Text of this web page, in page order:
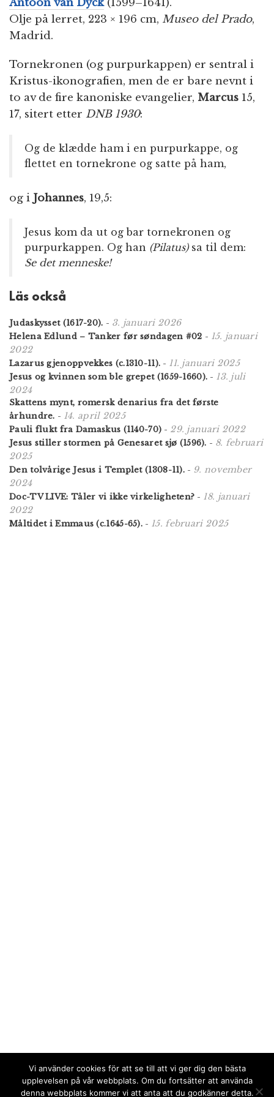
Antoon van Dyck(1599–1641).
Olje på lerret, 223 × 196 cm, Museo del Prado,
Madrid.
Tornekronen (og purpurkappen) er sentral i
Kristus-ikonografien, men de er bare nevnt i
to av de fire kanoniske evangelier, Marcus 15,
17, sitert etter DNB 1930:
Og de klædde ham i en purpurkappe, og
flettet en tornekrone og satte på ham,
og i Johannes, 19,5:
Jesus kom da ut og bar tornekronen og
purpurkappen. Og han (Pilatus)sa til dem:
Se det menneske!
Läs också
Judaskysset (1617-20). - 3. januari 2026
Helena Edlund – Tanker før søndagen #02 - 15. januari
2022
Lazarus gjenoppvekkes (c.1310-11). - 11. januari 2025
Jesus og kvinnen som ble grepet (1659-1660). - 13. juli
2024
Skattens mynt, romersk denarius fra det første
århundre. - 14. april 2025
Pauli flukt fra Damaskus (1140-70) - 29. januari 2022
Jesus stiller stormen på Genesaret sjø (1596). - 8. februari
2025
Den tolvårige Jesus i Templet (1308-11). - 9. november
2024
Doc-TV LIVE: Tåler vi ikke virkeligheten? - 18. januari
2022
Måltidet i Emmaus (c.1645-65). - 15. februari 2025
Vi använder cookies för att se till att vi ger dig den bästa
upplevelsen på vår webbplats. Om du fortsätter att använda
denna webbplats kommer vi att anta att du godkänner detta.